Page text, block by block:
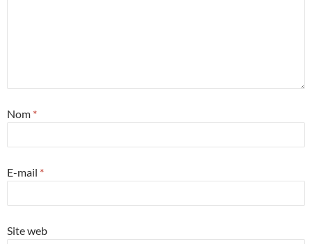
Nom *
E-mail *
Site web